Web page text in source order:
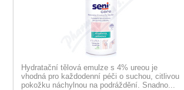
Hydratační tělová emulze s 4% ureou je
vhodná pro každodenní péči o suchou, citlivou
pokožku náchylnou na podráždění. Snadno...